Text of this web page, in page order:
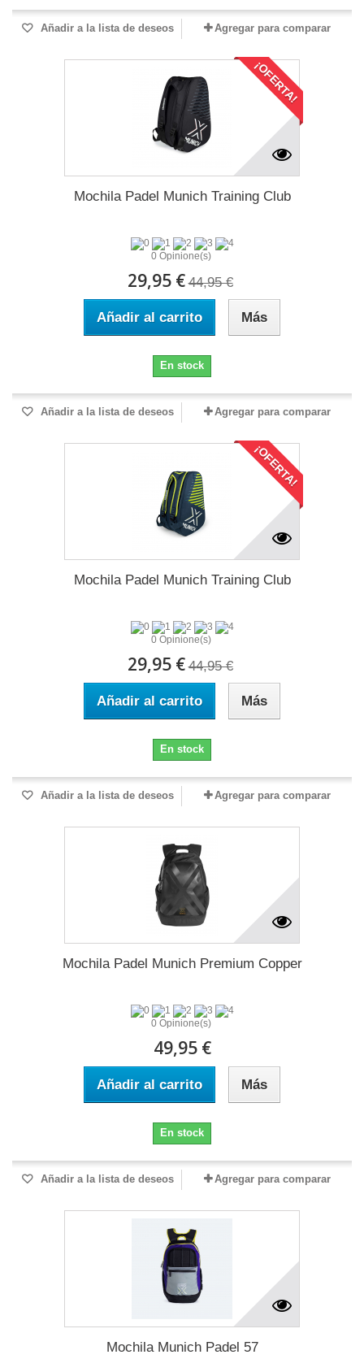
Añadir a la lista de deseos Agregar para comparar
¡OFERTA!
Mochila Padel Munich Training Club
0 Opinione(s)
29,95 € 44,95 €
Añadir al carrito Más
En stock
Añadir a la lista de deseos Agregar para comparar
¡OFERTA!
Mochila Padel Munich Training Club
0 Opinione(s)
29,95 € 44,95 €
Añadir al carrito Más
En stock
Añadir a la lista de deseos Agregar para comparar
Mochila Padel Munich Premium Copper
0 Opinione(s)
49,95 €
Añadir al carrito Más
En stock
Añadir a la lista de deseos Agregar para comparar
Mochila Munich Padel 57